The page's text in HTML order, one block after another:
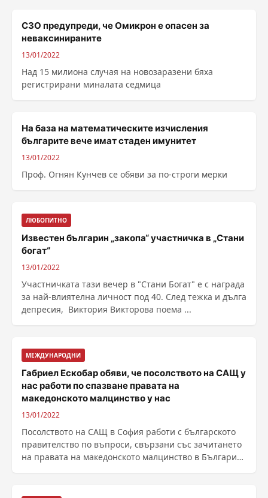
СЗО предупреди, че Омикрон е опасен за
неваксинираните
13/01/2022
Над 15 милиона случая на новозаразени бяха
регистрирани миналата седмица
На база на математическите изчисления
българите вече имат стаден имунитет
13/01/2022
Проф. Огнян Кунчев се обяви за по-строги мерки
ЛЮБОПИТНО
Известен българин „закопа“ участничка в „Стани
богат“
13/01/2022
Участничката тази вечер в "Стани Богат" е с награда
за най-влиятелна личност под 40. След тежка и дълга
депресия, Виктория Викторова поема ...
МЕЖДУНАРОДНИ
Габриел Ескобар обяви, че посолството на САЩ у
нас работи по спазване правата на
македонското малцинство у нас
13/01/2022
Посолството на САЩ в София работи с българското
правителство по въпроси, свързани със зачитането
на правата на македонското малцинство в България.